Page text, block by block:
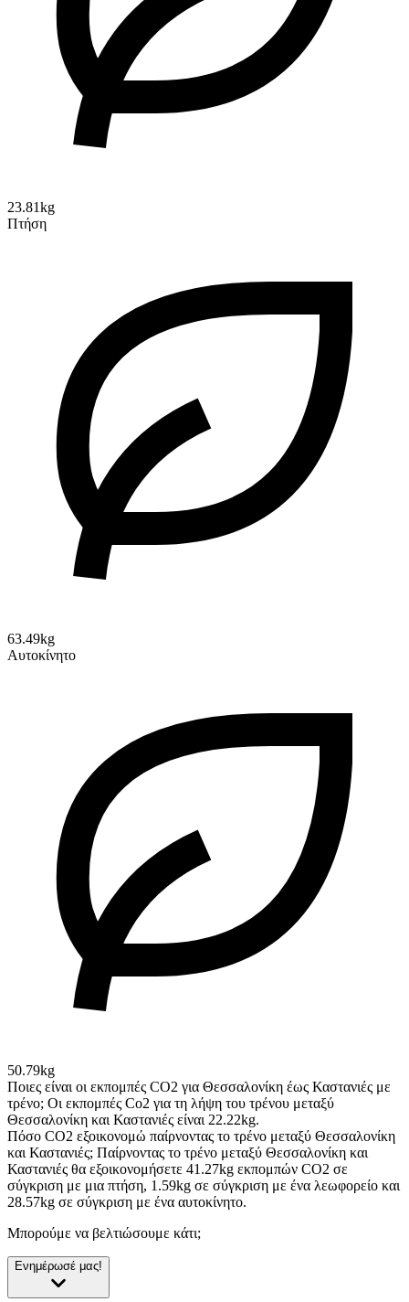
23.81kg
Πτήση
63.49kg
Αυτοκίνητο
50.79kg
Ποιες είναι οι εκπομπές CO2 για Θεσσαλονίκη έως Καστανιές με
τρένο; Οι εκπομπές Co2 για τη λήψη του τρένου μεταξύ
Θεσσαλονίκη και Καστανιές είναι 22.22kg.
Πόσο CO2 εξοικονομώ παίρνοντας το τρένο μεταξύ Θεσσαλονίκη
και Καστανιές; Παίρνοντας το τρένο μεταξύ Θεσσαλονίκη και
Καστανιές θα εξοικονομήσετε 41.27kg εκπομπών CO2 σε
σύγκριση με μια πτήση, 1.59kg σε σύγκριση με ένα λεωφορείο και
28.57kg σε σύγκριση με ένα αυτοκίνητο.
Μπορούμε να βελτιώσουμε κάτι;
Ενημέρωσέ μας!